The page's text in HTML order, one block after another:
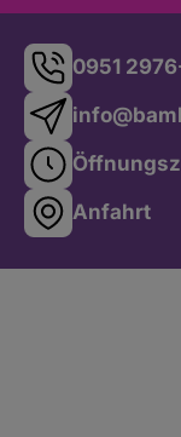
0951
Anfahrt